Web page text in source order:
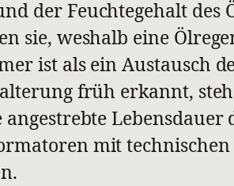
der Feuchtegehalt des
sie, weshalb eine
ist als ein Austausch
früh erkannt,
angestrebte Lebensdauer
mit